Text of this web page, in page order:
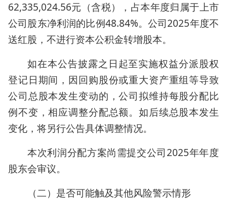
62,335,024.56元（含税），占本年度归属于上市
公司股东净利润的比例48.84%。公司2025年度不
送红股，不进行资本公积金转增股本。
如在本公告披露之日起至实施权益分派股权
登记日期间，因回购股份或重大资产重组等导致
公司总股本发生变动的，公司拟维持每股分配比
例不变，相应调整分配总额。如后续总股本发生
变化，将另行公告具体调整情况。
本次利润分配方案尚需提交公司2025年年度
股东会审议。
（二）是否可能触及其他风险警示情形